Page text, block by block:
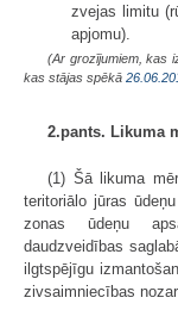
zvejas limitu
apjomu).
(Ar grozījumiem, kas
kas stājas spēkā
2.pants. Likuma
(1) Šā likuma
teritoriālo jūras
zonas ūdeņu
daudzveidības
ilgtspējīgu
zivsaimniecības